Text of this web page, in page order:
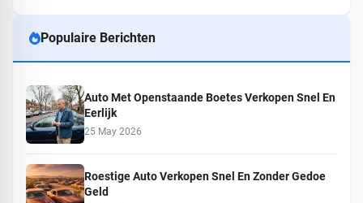
Populaire Berichten
Auto Met Openstaande Boetes Verkopen Snel En
Eerlijk
25 May 2026
Roestige Auto Verkopen Snel En Zonder Gedoe
Geld